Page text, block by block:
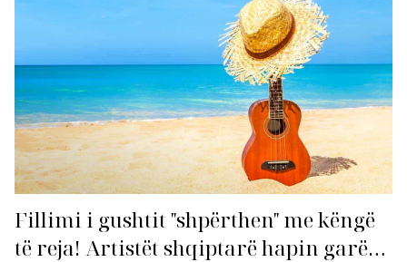
Fillimi i gushtit "shpërthen" me këngë
të reja! Artistët shqiptarë hapin garën